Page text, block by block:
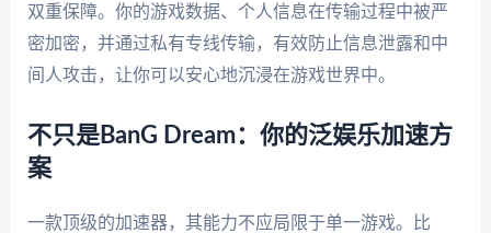
双重保障。你的游戏数据、个人信息在传输过程中被严
密加密，并通过私有专线传输，有效防止信息泄露和中
间人攻击，让你可以安心地沉浸在游戏世界中。
不只是BanG Dream：你的泛娱乐加速方
案
一款顶级的加速器，其能力不应局限于单一游戏。比